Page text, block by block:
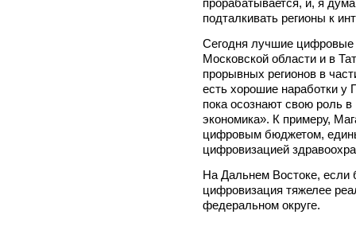
подталкивать регионы к
Сегодня лучшие цифровые
Московской области и в
прорывных регионов в
есть хорошие наработки у
пока осознают свою роль
экономика». К примеру,
цифровым бюджетом,
цифровизацией
На Дальнем Востоке, если
цифровизация тяжелее
федеральном округе.